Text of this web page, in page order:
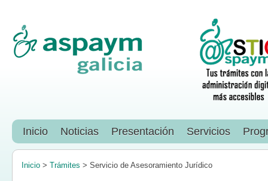
Inicio Noticias Presentación Servicios
Inicio > Trámites > Servicio de Asesoramiento Jurídico